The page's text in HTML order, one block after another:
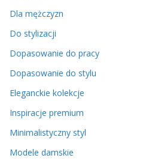
Dla mężczyzn
Do stylizacji
Dopasowanie do pracy
Dopasowanie do stylu
Eleganckie kolekcje
Inspiracje premium
Minimalistyczny styl
Modele damskie